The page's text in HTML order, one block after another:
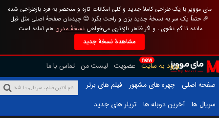
مای موویز با یک طراحی کاملاً جدید و کلی امکانات تازه و منحصر به فرد بازطراحی شده
🎉 حتماً یک سر به نسخهٔ جدید بزن و راحت بگرد 😊 چیدمان صفحهٔ اصلی مثل قبل
مانده تا گم نشوی ، و اگر ظاهر تازه‌تری می‌خواهینسخهٔ مدرن هم آماده است.
مشاهدهٔ نسخهٔ جدید
new
ورود به سایت عضویت لیست من تماس با ما
صفحه اصلی
چهره های مشهور
فیلم های برتر
سریال ها
آخرین دوبله ها تریلر های جدید